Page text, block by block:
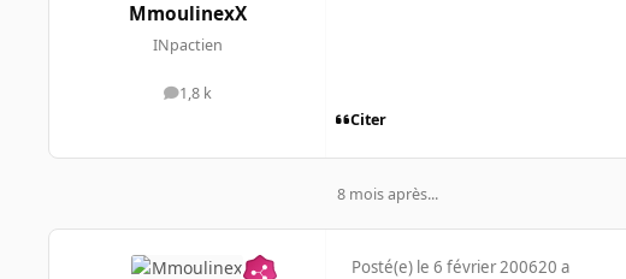
MmoulinexX
INpactien
1,8 k
messages
Citer
8 mois après...
Posté(e) le 6 février 200620 a